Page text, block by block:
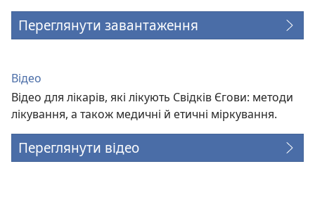
Переглянути завантаження
Відео
Відео для лікарів, які лікують Свідків Єгови: методи
лікування, а також медичні й етичні міркування.
Переглянути відео